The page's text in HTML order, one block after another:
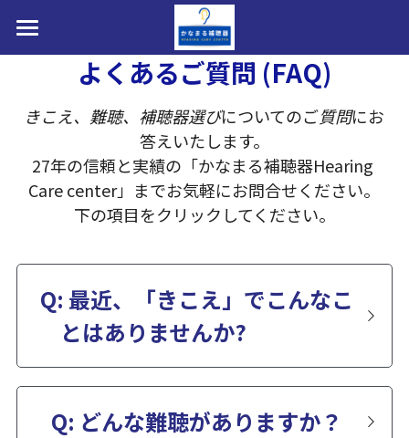
HOME
補聴器選べます
私たちについて
お問い合わせ・アクセス・提携駐車場
補聴器取扱製品(メーカー8社)
装用効果・改善事例ビフォ→アフター
よくあるご質問 (FAQ)
きこえ、難聴、補聴器選びについてのご質問にお
答えいたします。
27年の信頼と実績の「かなまる補聴器Hearing
Care center」までお気軽にお問合せください。
下の項目をクリックしてください。
Q: 最近、「きこえ」でこんなこ
とはありませんか?
Q: どんな難聴がありますか？